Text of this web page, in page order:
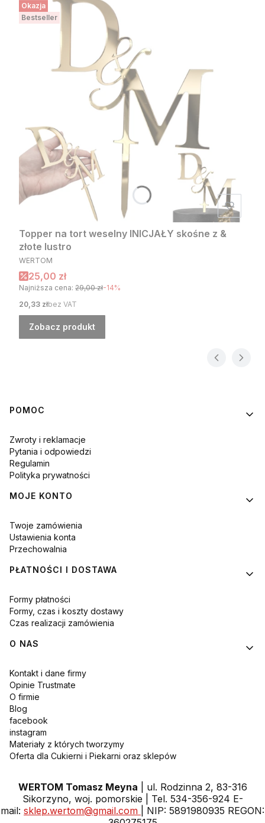
Okazja
Bestseller
Topper na tort weselny INICJAŁY skośne z &
złote lustro
PRODUCENT
WERTOM
Cena promocyjna
25,00 zł
Najniższa cena: 29,00 zł-14%
Cena
20,33 złbez VAT
Zobacz produkt
Linki w stopce
POMOC
Zwroty i reklamacje
Pytania i odpowiedzi
Regulamin
Polityka prywatności
MOJE KONTO
Twoje zamówienia
Ustawienia konta
Przechowalnia
PŁATNOŚCI I DOSTAWA
Formy płatności
Formy, czas i koszty dostawy
Czas realizacji zamówienia
O NAS
Kontakt i dane firmy
Opinie Trustmate
O firmie
Blog
facebook
instagram
Materiały z których tworzymy
Oferta dla Cukierni i Piekarni oraz sklepów
WERTOM Tomasz Meyna | ul. Rodzinna 2, 83-316
Sikorzyno, woj. pomorskie | Tel. 534-356-924 E-
mail: sklep.wertom@gmail.com
| NIP: 5891980935 REGON: